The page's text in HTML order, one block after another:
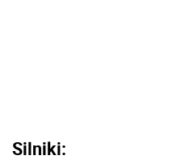
Silniki: